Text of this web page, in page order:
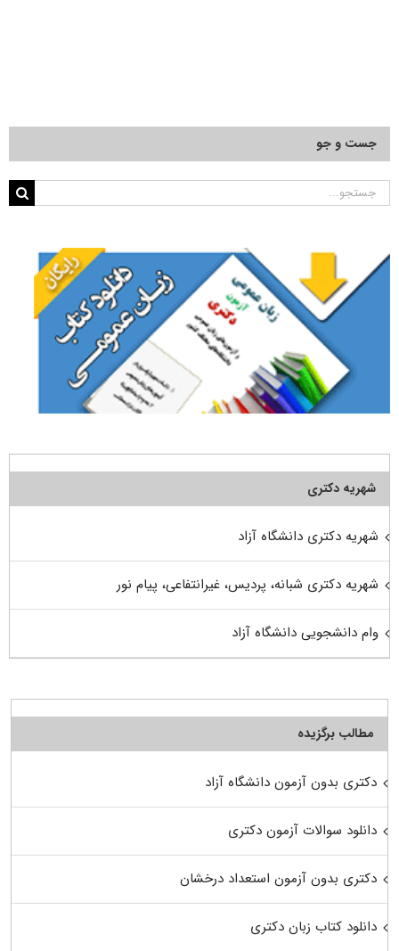
جست و جو
جستجو
شهریه دکتری
شهریه دکتری دانشگاه آزاد
شهریه دکتری شبانه، پردیس، غیرانتفاعی، پیام نور
وام دانشجویی دانشگاه آزاد
مطالب برگزیده
دکتری بدون آزمون دانشگاه آزاد
دانلود سوالات آزمون دکتری
دکتری بدون آزمون استعداد درخشان
دانلود کتاب زبان دکتری